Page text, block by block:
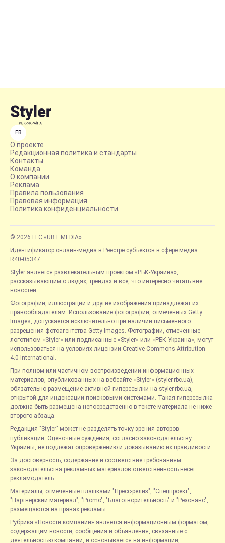
FB
О проекте
Редакционная политика и стандарты
Контакты
Команда
О компании
Реклама
Правила пользования
Правовая информация
Политика конфиденциальности
© 2026 LLC «UBT MEDIA»
Идентификатор онлайн-медиа в Реестре субъектов в сфере медиа —
R40-05347
Styler является развлекательным проектом «РБК-Украина»,
рассказывающим о людях, трендах и всё, что интересно читать вне
новостей.
Фотографии, иллюстрации и другие изображения принадлежат их
правообладателям. Использование фотографий, отмеченных Getty
Images, допускается исключительно при наличии письменного
разрешения фотоагентства Getty Images. Фотографии, отмеченные
логотипом «Styler» или подписанные «Styler» или «РБК-Украина», могут
использоваться на условиях лицензии Creative Commons Attribution
4.0 International.
При полном или частичном воспроизведении информационных
материалов, опубликованных на вебсайте «Styler» (styler.rbc.ua),
обязательно размещение активной гиперссылки на styler.rbc.ua,
открытой для индексации поисковыми системами. Такая гиперссылка
должна быть размещена непосредственно в тексте материала не ниже
второго абзаца.
Редакция "Styler" может не разделять точку зрения авторов
публикаций. Оценочные суждения, согласно законодательству
Украины, не подлежат опровержению и доказыванию их правдивости.
За достоверность, содержание и соответствие требованиям
законодательства рекламных материалов ответственность несет
рекламодатель.
Материалы, отмеченные плашками "Пресс-релиз", "Спецпроект",
"Партнерский материал", "Promo", "Благотворительность" и "Резонанс",
размещаются на правах рекламы.
Рубрика «Новости компаний» является информационным форматом,
содержащим новости, сообщения и объявления, связанные с
деятельностью компаний, и основывается на информации,